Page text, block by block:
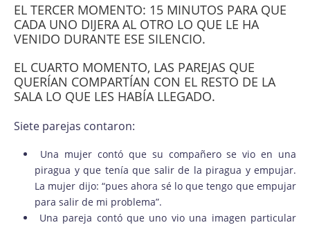
EL TERCER MOMENTO: 15 MINUTOS PARA QUE
CADA UNO DIJERA AL OTRO LO QUE LE HA
VENIDO DURANTE ESE SILENCIO.
EL CUARTO MOMENTO, LAS PAREJAS QUE
QUERÍAN COMPARTÍAN CON EL RESTO DE LA
SALA LO QUE LES HABÍA LLEGADO.
Siete parejas contaron:
Una mujer contó que su compañero se vio en una
piragua y que tenía que salir de la piragua y empujar.
La mujer dijo: “pues ahora sé lo que tengo que empujar
para salir de mi problema”.
Una pareja contó que uno vio una imagen particular